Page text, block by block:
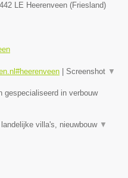
LE Heerenveen (Friesland)
Screenshot ▼
gespecialiseerd in verbouw
villa's, nieuwbouw ▼